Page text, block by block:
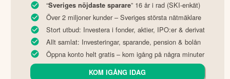
“Sveriges nöjdaste sparare” 16 år i rad (SKI-enkät)
Över 2 miljoner kunder – Sveriges största nätmäklare
Stort utbud: Investera i fonder, aktier, IPO:er & derivat
Allt samlat: Investeringar, sparande, pension & bolån
Öppna konto helt gratis – kom igång på några minuter
KOM IGÅNG IDAG